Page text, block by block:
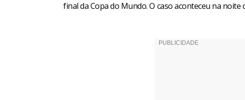
final da Copa do Mundo. O caso aconteceu na noite